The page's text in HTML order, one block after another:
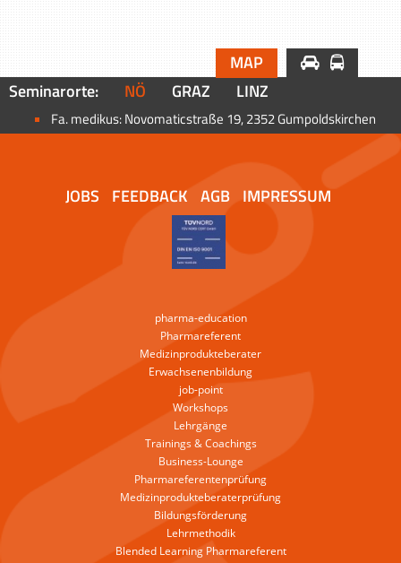
MAP
Seminarorte:
NÖ GRAZ LINZ
Fa. medikus: Novomaticstraße 19, 2352 Gumpoldskirchen
JOBS FEEDBACK AGB IMPRESSUM
pharma-education
Pharmareferent
Medizinprodukteberater
Erwachsenenbildung
job-point
Workshops
Lehrgänge
Trainings & Coachings
Business-Lounge
Pharmareferentenprüfung
Medizinprodukteberaterprüfung
Bildungsförderung
Lehrmethodik
Blended Learning Pharmareferent